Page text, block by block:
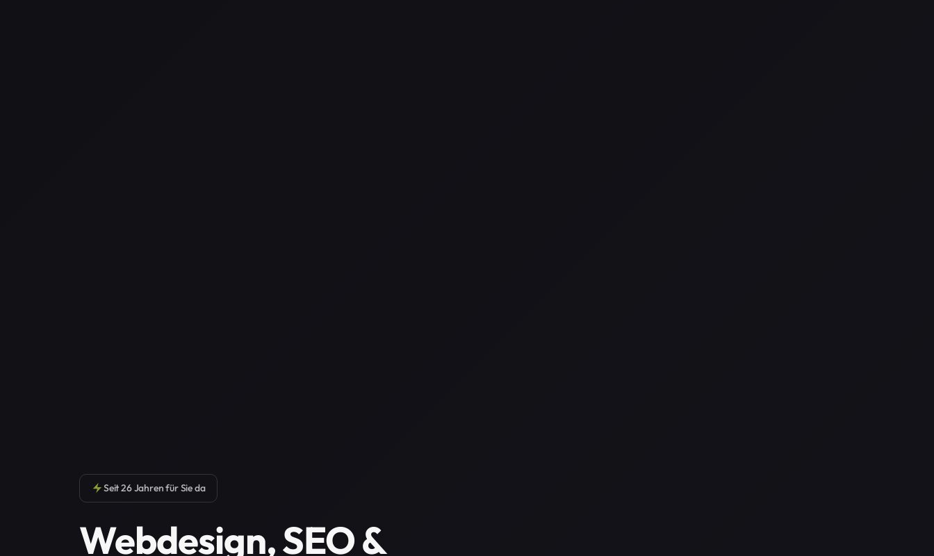
Seit 26 Jahren für Sie da
Webdesign, SEO &